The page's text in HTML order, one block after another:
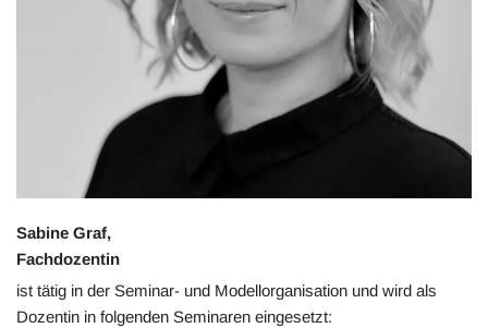
Sabine Graf,
Fachdozentin
ist tätig in der Seminar- und Modellorganisation und wird als
Dozentin in folgenden Seminaren eingesetzt: